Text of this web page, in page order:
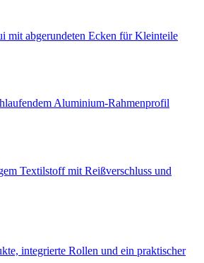
mit abgerundeten Ecken für Kleinteile
Aluminium-Rahmenprofil
Textilstoff mit Reißverschluss und
integrierte Rollen und ein praktischer